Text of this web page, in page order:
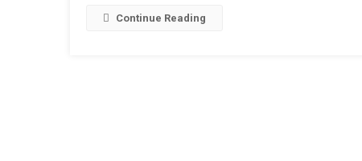
Continue Reading